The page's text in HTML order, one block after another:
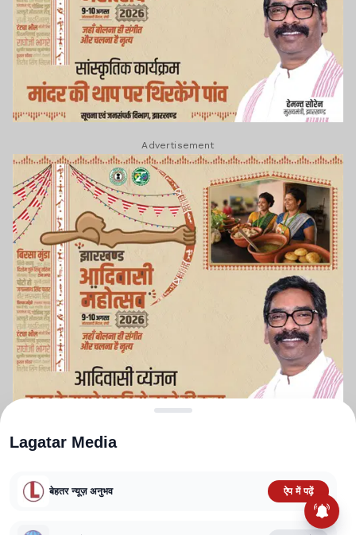
Advertisement
TERMS AND CONDITIONS
Lagatar Media
बेहतर न्यूज़ अनुभव ऐप में पढ़ें